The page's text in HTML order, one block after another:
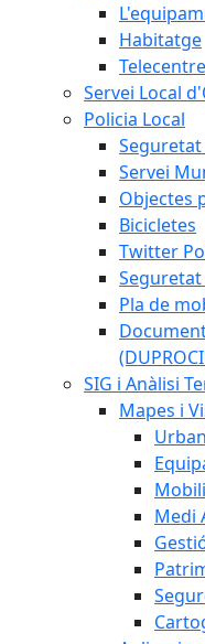
Habitatge
Telecentre
Servei Local
Policia Local
Servei
Objectes
Bicicletes
Twitter
Pla de
SIG i Anàlisi
Mapes i
Medi